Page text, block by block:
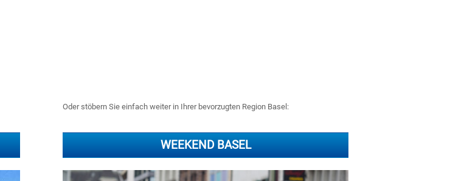
Oder stöbern Sie einfach weiter in Ihrer bevorzugten Region Basel:
WEEKEND BASEL